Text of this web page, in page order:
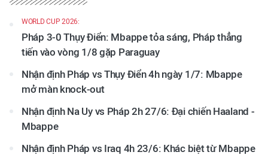
WORLD CUP 2026:
Pháp 3-0 Thụy Điển: Mbappe tỏa sáng, Pháp thẳng
tiến vào vòng 1/8 gặp Paraguay
Nhận định Pháp vs Thụy Điển 4h ngày 1/7: Mbappe
mở màn knock-out
Nhận định Na Uy vs Pháp 2h 27/6: Đại chiến Haaland -
Mbappe
Nhận định Pháp vs Iraq 4h 23/6: Khác biệt từ Mbappe